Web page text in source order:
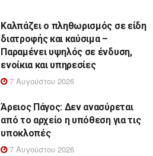
Καλπάζει ο πληθωρισμός σε είδη
διατροφής και καύσιμα –
Παραμένει υψηλός σε ένδυση,
ενοίκια και υπηρεσίες
7 Αυγούστου 2026
Άρειος Πάγος: Δεν ανασύρεται
από το αρχείο η υπόθεση για τις
υποκλοπές
7 Αυγούστου 2026